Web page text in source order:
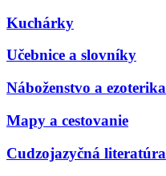
Kuchárky
Učebnice a slovníky
Náboženstvo a ezoterika
Mapy a cestovanie
Cudzojazyčná literatúra